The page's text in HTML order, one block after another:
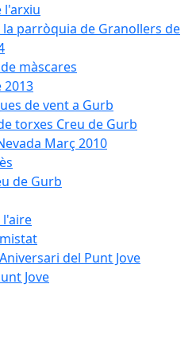
l'arxiu
la parròquia de Granollers de
màscares
2013
de vent a Gurb
torxes Creu de Gurb
Març 2010
de Gurb
l'aire
del Punt Jove
Jove